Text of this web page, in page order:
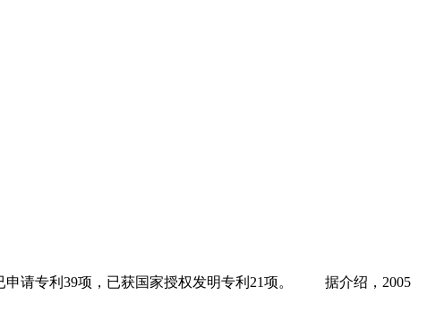
请专利39项，已获国家授权发明专利21项。 据介绍，2005